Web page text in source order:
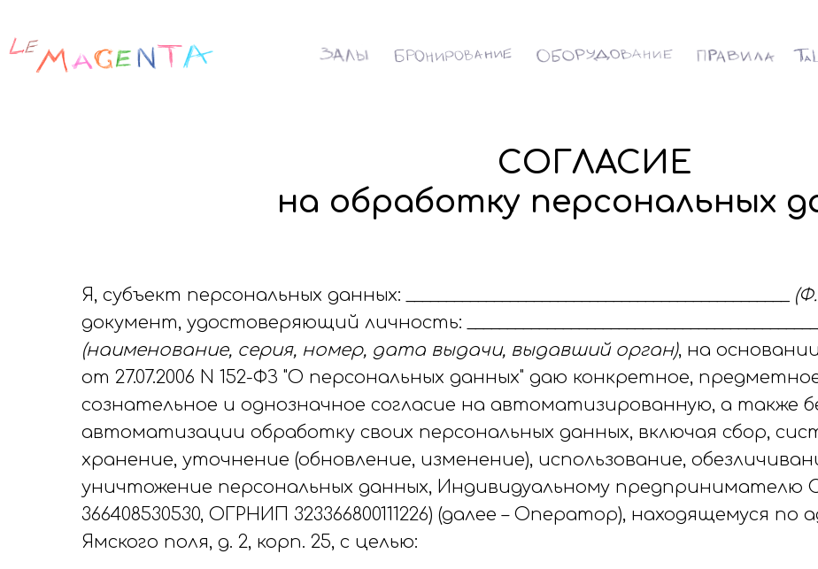
СОГЛАСИЕ
на обработку персональных
Я, субъект персональных данных: ________________________________________________
документ, удостоверяющий личность:
(наименование, серия, номер, дата выдачи, выдавший орган), на
от 27.07.2006 N 152-ФЗ "О персональных данных" даю конкретное,
сознательное и однозначное согласие на автоматизированную, а также
автоматизации обработку своих персональных данных, включая сбор,
хранение, уточнение (обновление, изменение), использование,
уничтожение персональных данных, Индивидуальному предпринимателю
366408530530, ОГРНИП 323366800111226) (далее – Оператор), находящемуся по
Ямского поля, д. 2, корп. 25, с целью: